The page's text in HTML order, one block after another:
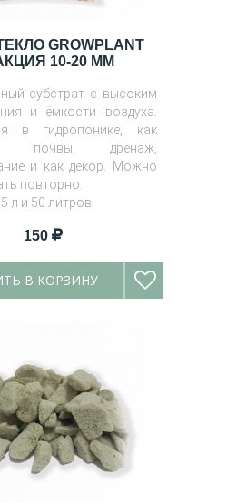
GROWPLANT
10-20 ММ
субстрат с высоким
и ёмкости воздуха.
в гидропонике, как
почвы, дренаж,
и как декор. Можно
повторно.
5 л и 50 литров
150
В КОРЗИНУ